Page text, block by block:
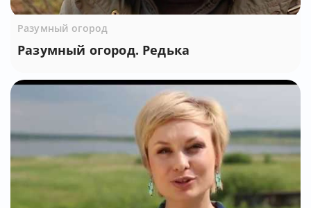
Разумный огород
Разумный огород. Редька